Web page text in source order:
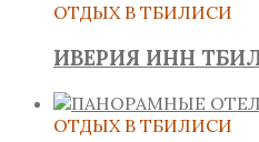
ОТДЫХ В ТБИЛИСИ
ИВЕРИЯ ИНН
ОТДЫХ В ТБИЛИСИ